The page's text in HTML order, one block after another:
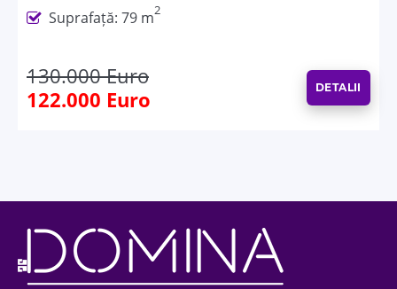
Suprafață: 79 m2
130.000 Euro
122.000 Euro
DETALII